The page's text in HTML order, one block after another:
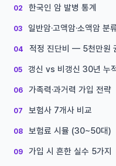
한국인 암 발병 통계
일반암·고액암·소액암 분
적정 진단비 — 5천만원
갱신 vs 비갱신 30년 누
가족력·과거력 가입 전략
보험사 7개사 비교
보험료 시뮬 (30~50대)
가입 시 흔한 실수 5가지